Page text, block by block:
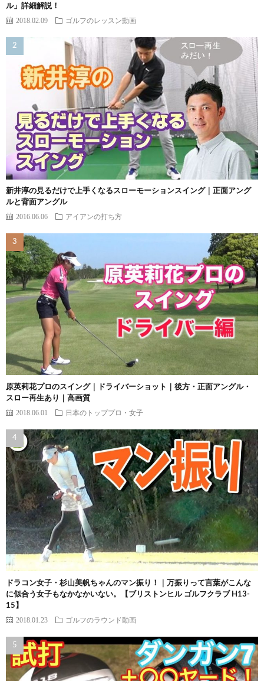
ル」詳細解説！
2018.02.09 ゴルフのレッスン動画
新井淳の見るだけで上手くなるスローモーションスイング｜正面アング
ルと背面アングル
2016.06.06 アイアンの打ち方
原英莉花プロのスイング｜ドライバーショット｜後方・正面アングル・
スロー再生あり｜高画質
2018.06.01 日本のトッププロ・女子
ドラコン女子・杉山美帆ちゃんのマン振り！｜万振りって言葉がこんな
に似合う女子もなかなかいない。【ブリストンヒル ゴルフクラブ H13-
15】
2018.01.23 ゴルフのラウンド動画